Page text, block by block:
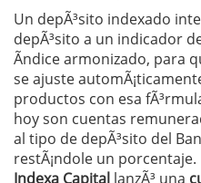
Un depÃ³sito indexado
depÃ³sito a un indicador
Ã­ndice armonizado, para
se ajuste
productos con esa
hoy son cuentas
al tipo de depÃ³sito del
restÃ¡ndole un
Indexa Capital lanzÃ³ una